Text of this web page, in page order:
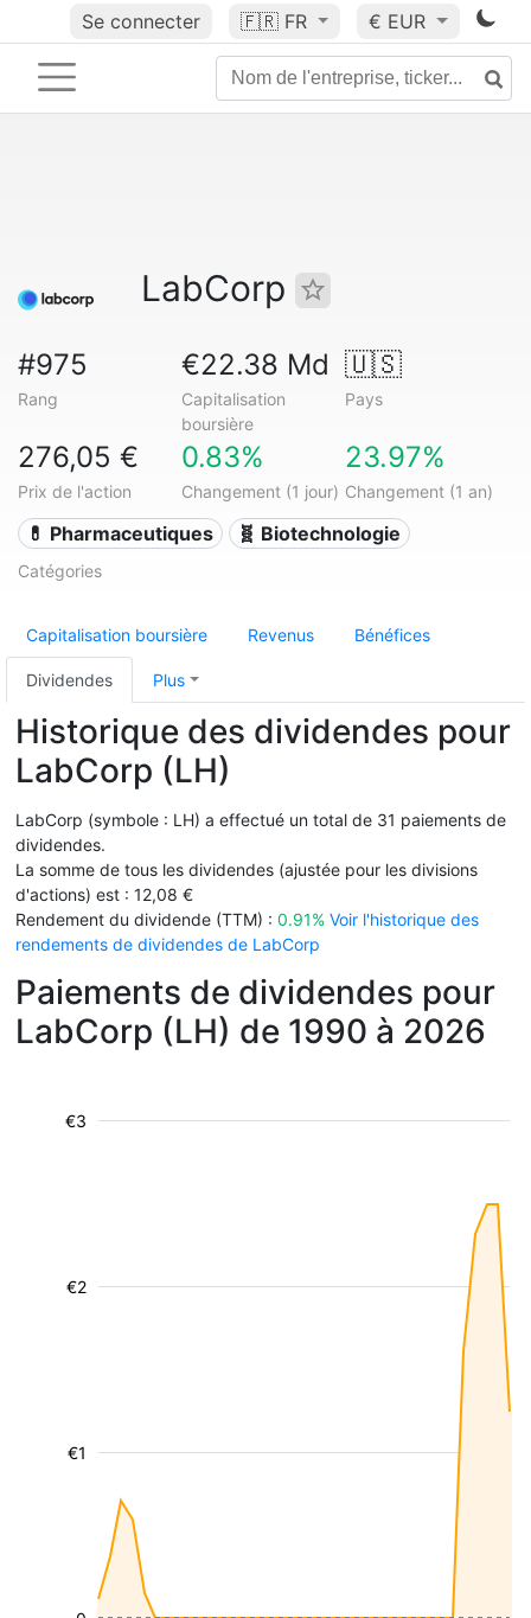
Se connecter 🇫🇷 FR € EUR
LabCorp
#975
Rang
€22.38 Md
Capitalisation
boursière
🇺🇸
Pays
276,05 €
Prix de l'action
0.83%
Changement (1 jour)
23.97%
Changement (1 an)
💊 Pharmaceutiques 🧬 Biotechnologie
Catégories
Capitalisation boursière Revenus Bénéfices
Dividendes Plus
Historique des dividendes pour
LabCorp (LH)
LabCorp (symbole : LH) a effectué un total de 31 paiements de
dividendes.
La somme de tous les dividendes (ajustée pour les divisions
d'actions) est : 12,08 €
Rendement du dividende (TTM) : 0.91% Voir l'historique des
rendements de dividendes de LabCorp
Paiements de dividendes pour
LabCorp (LH) de 1990 à 2026
€1
€2
€3